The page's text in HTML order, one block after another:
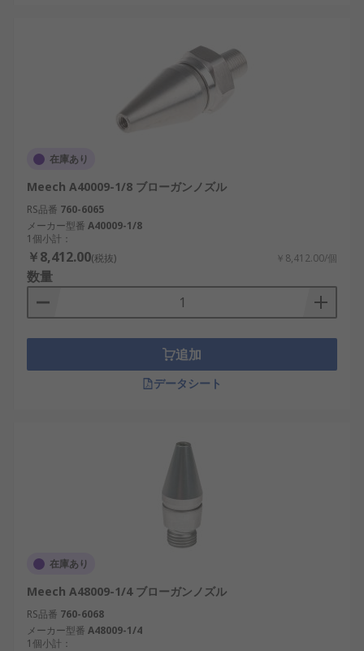
在庫あり
Meech A40009-1/8 ブローガンノズル
RS品番 760-6065
メーカー型番 A40009-1/8
1個小計：
￥8,412.00(税抜) ￥8,412.00/個
数量
追加
データシート
在庫あり
Meech A48009-1/4 ブローガンノズル
RS品番 760-6068
メーカー型番 A48009-1/4
1個小計：